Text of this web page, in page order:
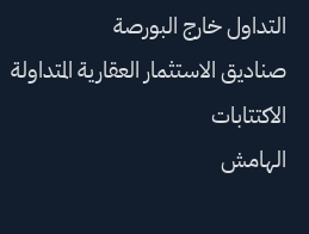
التداول خارج البورصة
صناديق الاستثمار العقارية المتداولة
الاكتتابات
الهامش